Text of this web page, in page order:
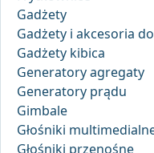
Gadżety
Gadżety i akcesoria
Gadżety kibica
Generatory agregaty
Generatory prądu
Gimbale
Głośniki
Głośniki przenośne